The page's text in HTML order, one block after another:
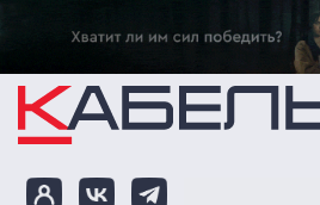
Перейти к основному содержанию